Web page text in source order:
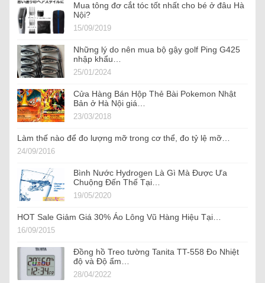
Mua tông đơ cắt tóc tốt nhất cho bé ở đâu Hà
Nội?
15/09/2019
Những lý do nên mua bộ gậy golf Ping G425
nhập khẩu…
25/01/2024
Cửa Hàng Bán Hộp Thẻ Bài Pokemon Nhật
Bản ở Hà Nội giá…
23/03/2018
Làm thế nào để đo lượng mỡ trong cơ thể, đo tỷ lệ mỡ…
24/09/2016
Bình Nước Hydrogen Là Gì Mà Được Ưa
Chuộng Đến Thế Tại…
19/05/2020
HOT Sale Giảm Giá 30% Áo Lông Vũ Hàng Hiệu Tại…
16/09/2015
Đồng hồ Treo tường Tanita TT-558 Đo Nhiệt
độ và Độ ẩm…
28/04/2022